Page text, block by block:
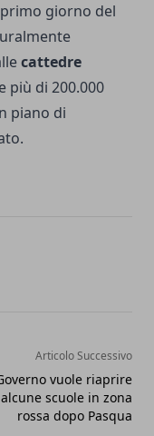
giorno del
cattedre
più di 200.000
piano di
Articolo Successivo
vuole riaprire
alcune scuole in zona
rossa dopo Pasqua